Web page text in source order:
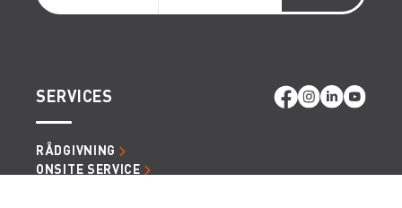
SERVICES
RÅDGIVNING
ONSITE SERVICE